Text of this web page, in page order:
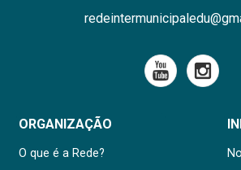
ORGANIZAÇÃO
O que é a Rede?